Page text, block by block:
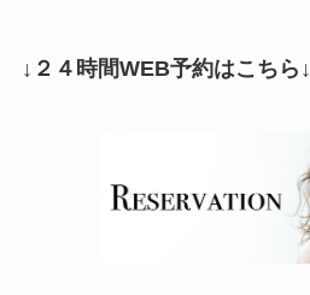
↓２４時間WEB予約はこちら↓